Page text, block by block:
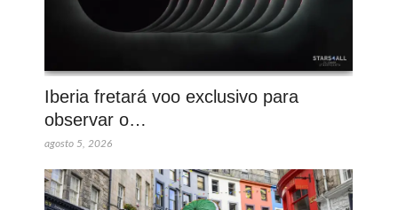
Iberia fretará voo exclusivo para
observar o…
agosto 5, 2026